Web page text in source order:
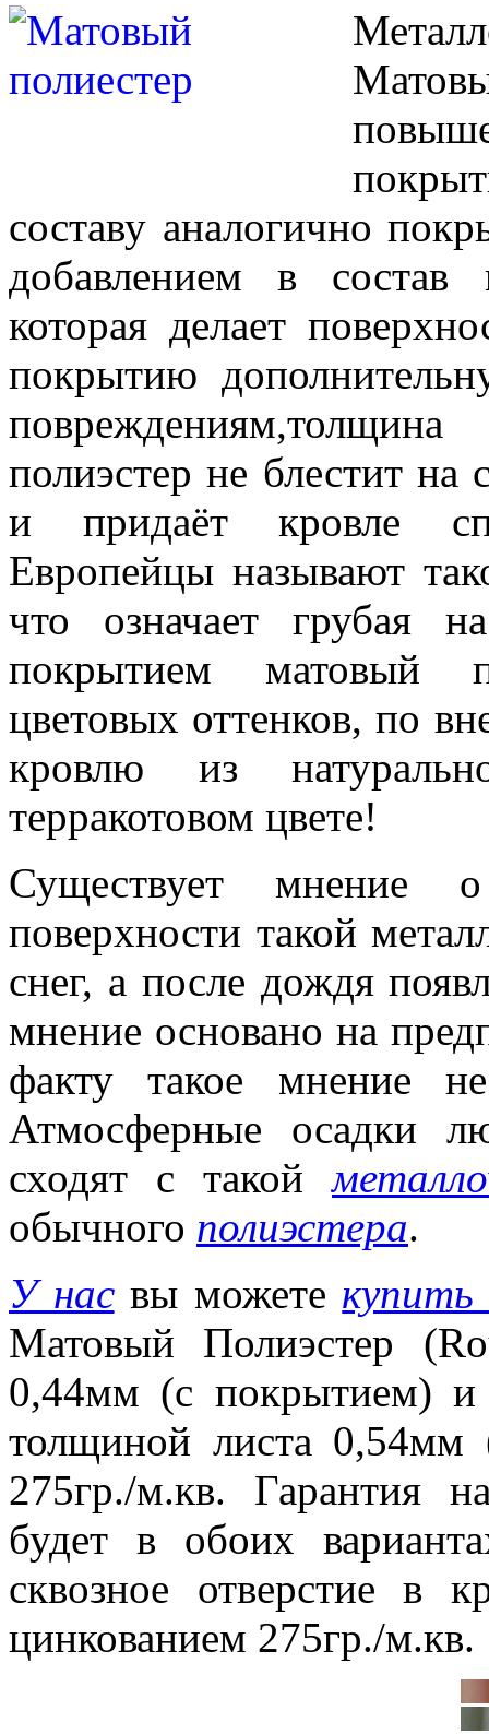
составу аналогично
добавлением в состав
которая делает
покрытию
полиэстер не блестит на
и придаёт кровле
Европейцы называют
что означает грубая
покрытием матовый
цветовых оттенков, по
кровлю из
терракотовом цвете!
Существует мнение
поверхности такой
снег, а после дождя
мнение основано на
факту такое мнение
Атмосферные осадки
сходят с такой
обычного полиэстера.
У насвы можете купить
Матовый Полиэстер
0,44мм (с покрытием) и
толщиной листа 0,54мм
275гр./м.кв. Гарантия
будет в обоих
сквозное отверстие в
цинкованием 275гр./м.кв.